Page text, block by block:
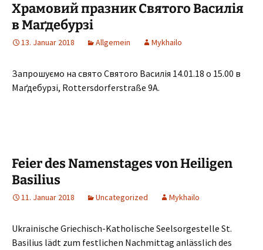
Храмовий празник Святого Василія
в Маґдебурзі
13. Januar 2018 Allgemein Mykhailo
Запрошуємо на свято Святого Василія 14.01.18 о 15.00 в
Маґдебурзі, Rottersdorferstraße 9A.
Feier des Namenstages von Heiligen
Basilius
11. Januar 2018 Uncategorized Mykhailo
Ukrainische Griechisch-Katholische Seelsorgestelle St.
Basilius lädt zum festlichen Nachmittag anlässlich des